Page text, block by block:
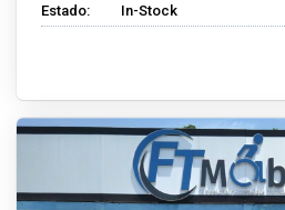
Estado:
In-Stock